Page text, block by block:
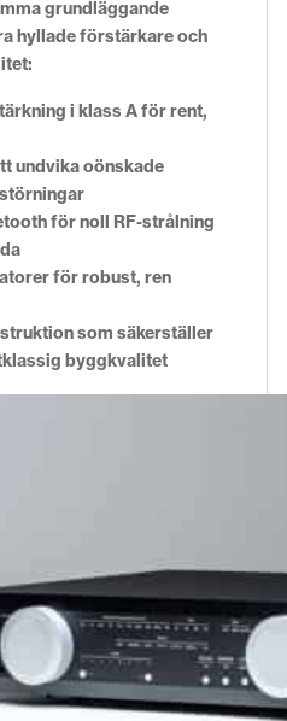
grundläggande
hyllade förstärkare och
i klass A för rent,
undvika oönskade
för noll RF-strålning
för robust, ren
som säkerställer
byggkvalitet